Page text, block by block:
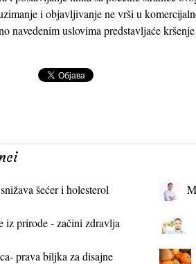
i objavljivanje ne vrši u
navedenim uslovima predstavljaće
šećer i holesterol
iz prirode - začini zdravlja
prava biljka za disajne